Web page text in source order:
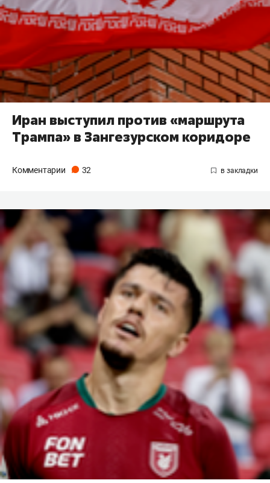
Иран выступил против «маршрута
Трампа» в Зангезурском коридоре
Комментарии 32